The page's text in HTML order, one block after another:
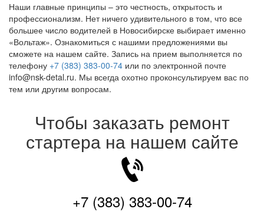
Наши главные принципы – это честность, открытость и
профессионализм. Нет ничего удивительного в том, что все
большее число водителей в Новосибирске выбирает именно
«Вольтаж». Ознакомиться с нашими предложениями вы
сможете на нашем сайте. Запись на прием выполняется по
телефону +7 (383) 383-00-74 или по электронной почте
info@nsk-detal.ru. Мы всегда охотно проконсультируем вас по
тем или другим вопросам.
Чтобы заказать ремонт
стартера на нашем сайте
+7 (383) 383-00-74